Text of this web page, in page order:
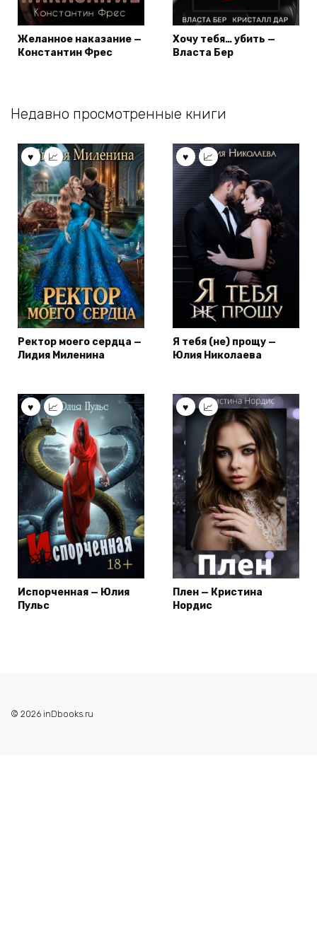
Желанное наказание —
Константин Фрес
Хочу тебя… убить —
Власта Бер
Недавно просмотренные книги
Ректор моего сердца —
Лидия Миленина
Я тебя (не) прощу —
Юлия Николаева
Испорченная — Юлия
Пульс
Плен — Кристина
Нордис
© 2026 inDbooks.ru